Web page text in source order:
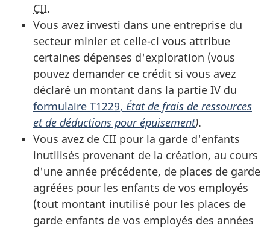
CII.
Vous avez investi dans une entreprise du
secteur minier et celle-ci vous attribue
certaines dépenses d'exploration (vous
pouvez demander ce crédit si vous avez
déclaré un montant dans la partie IV du
formulaire T1229, État de frais de ressources
et de déductions pour épuisement).
Vous avez de CII pour la garde d'enfants
inutilisés provenant de la création, au cours
d'une année précédente, de places de garde
agréées pour les enfants de vos employés
(tout montant inutilisé pour les places de
garde enfants de vos employés des années